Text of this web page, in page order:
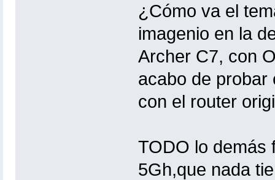
¿Cómo va el
imagenio en la
Archer C7, con
acabo de probar
con el router
TODO lo demás
5Gh,que nada